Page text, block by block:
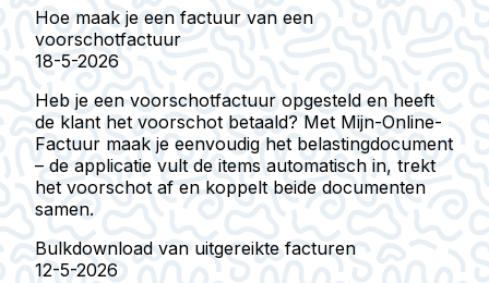
Hoe maak je een factuur van een
voorschotfactuur
18-5-2026
Heb je een voorschotfactuur opgesteld en heeft
de klant het voorschot betaald? Met Mijn-Online-
Factuur maak je eenvoudig het belastingdocument
– de applicatie vult de items automatisch in, trekt
het voorschot af en koppelt beide documenten
samen.
Bulkdownload van uitgereikte facturen
12-5-2026